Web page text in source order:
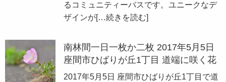
るコミュニティーバスです。ユニークなデ
ザインが[…続きを読む]
南林間一日一枚か二枚 2017年5月5日
座間市ひばりが丘1丁目 道端に咲く花
2017年5月5日 座間市ひばりが丘1丁目で道